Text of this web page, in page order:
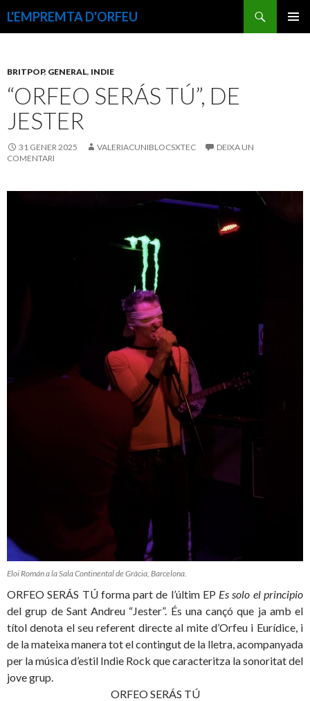
L'EMPREMTA D'ORFEU
BRITPOP, GENERAL, INDIE
“ORFEO SERÁS TÚ”, DE
JESTER
31 GENER 2025 VALERIACUNIBLOCSXTEC
DEIXA UN
COMENTARI
Eloi Román a la Sala Continental de Gràcia, Barcelona.
ORFEO SERÁS TÚ forma part de l’últim EP Es solo el principio
del grup de Sant Andreu “Jester”. És una cançó que ja amb el
títol denota el seu referent directe al mite d’Orfeu i Eurídice, i
de la mateixa manera tot el contingut de la lletra, acompanyada
per la música d’estil Indie Rock que caracteritza la sonoritat del
jove grup.
ORFEO SERÁS TÚ